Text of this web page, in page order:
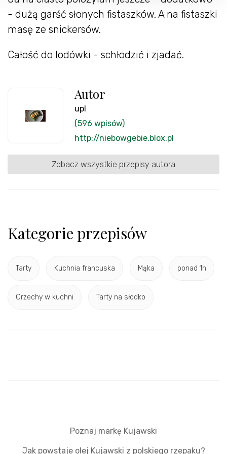
- dużą garść słonych fistaszków. A na fistaszki
masę ze snickersów.
Całość do lodówki - schłodzić i zjadać.
Autor
upl
(596 wpisów)
http://niebowgebie.blox.pl
Zobacz wszystkie przepisy autora
Kategorie przepisów
Tarty Kuchnia francuska Mąka ponad 1h
Orzechy w kuchni Tarty na słodko
Poznaj markę Kujawski
Jak powstaje olej Kujawski z polskiego rzepaku?